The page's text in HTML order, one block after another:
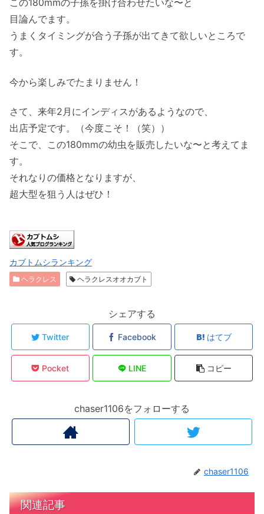
この180mmの子孫を掛け合わせたいな〜と
目論んでます。
うまくタイミングが合う子孫が出てきて欲しいところで
す。
今から楽しみでたまりません！
さて、来年2月にインディスがあるようなので、
出店予定です。（今度こそ！（笑））
そこで、この180mmの幼虫を販売したいな〜と考えてま
す。
それなりの価格となりますが、
超大型を狙う人はぜひ！
カブトムシランキング
ヘラクレス ヘラクレスオオカブト
シェアする
Twitter Facebook はてブ
Pocket LINE コピー
chaser1106をフォローする
chaser1106
関連記事